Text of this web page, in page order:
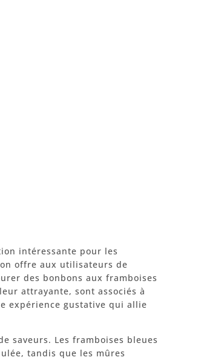
intéressante pour les
offre aux utilisateurs de
des bonbons aux framboises
attrayante, sont associés à
expérience gustative qui allie
saveurs. Les framboises bleues
tandis que les mûres